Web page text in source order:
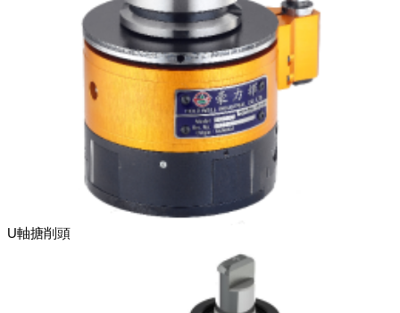
U軸搪削頭